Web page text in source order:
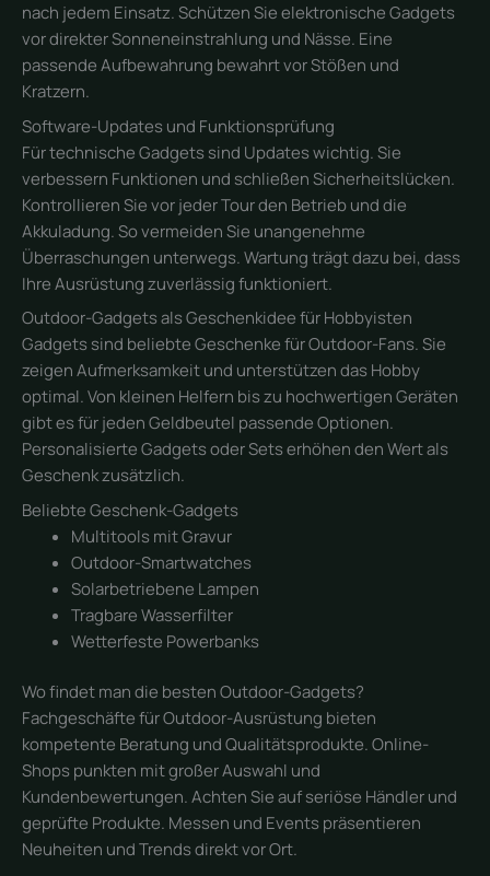
nach jedem Einsatz. Schützen Sie elektronische Gadgets
vor direkter Sonneneinstrahlung und Nässe. Eine
passende Aufbewahrung bewahrt vor Stößen und
Kratzern.
Software-Updates und Funktionsprüfung
Für technische Gadgets sind Updates wichtig. Sie
verbessern Funktionen und schließen Sicherheitslücken.
Kontrollieren Sie vor jeder Tour den Betrieb und die
Akkuladung. So vermeiden Sie unangenehme
Überraschungen unterwegs. Wartung trägt dazu bei, dass
Ihre Ausrüstung zuverlässig funktioniert.
Outdoor-Gadgets als Geschenkidee für Hobbyisten
Gadgets sind beliebte Geschenke für Outdoor-Fans. Sie
zeigen Aufmerksamkeit und unterstützen das Hobby
optimal. Von kleinen Helfern bis zu hochwertigen Geräten
gibt es für jeden Geldbeutel passende Optionen.
Personalisierte Gadgets oder Sets erhöhen den Wert als
Geschenk zusätzlich.
Beliebte Geschenk-Gadgets
Multitools mit Gravur
Outdoor-Smartwatches
Solarbetriebene Lampen
Tragbare Wasserfilter
Wetterfeste Powerbanks
Wo findet man die besten Outdoor-Gadgets?
Fachgeschäfte für Outdoor-Ausrüstung bieten
kompetente Beratung und Qualitätsprodukte. Online-
Shops punkten mit großer Auswahl und
Kundenbewertungen. Achten Sie auf seriöse Händler und
geprüfte Produkte. Messen und Events präsentieren
Neuheiten und Trends direkt vor Ort.